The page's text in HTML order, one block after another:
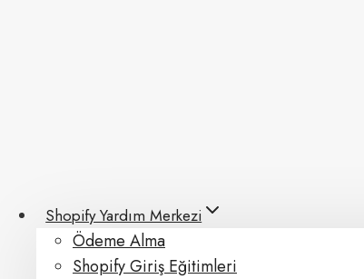
Shopify Yardım Merkezi
Ödeme Alma
Shopify Giriş Eğitimleri